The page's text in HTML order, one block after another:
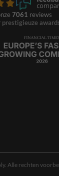
7061 reviews
Alle rechten